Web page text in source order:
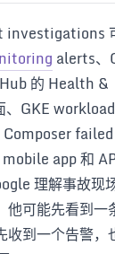
investigations
alerts、
的 Health &
、GKE
app 和
理解事故现
他可能先看到
收到一个告警，